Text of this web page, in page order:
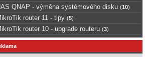
QNAP - výměna systémového disku (10)
router 11 - tipy (5)
router 10 - upgrade routeru (3)